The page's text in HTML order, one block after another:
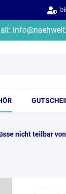
nicht teilbar